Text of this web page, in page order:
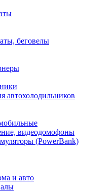
беговелы
автохолодильников
видеодомофоны
(PowerBank)
и авто